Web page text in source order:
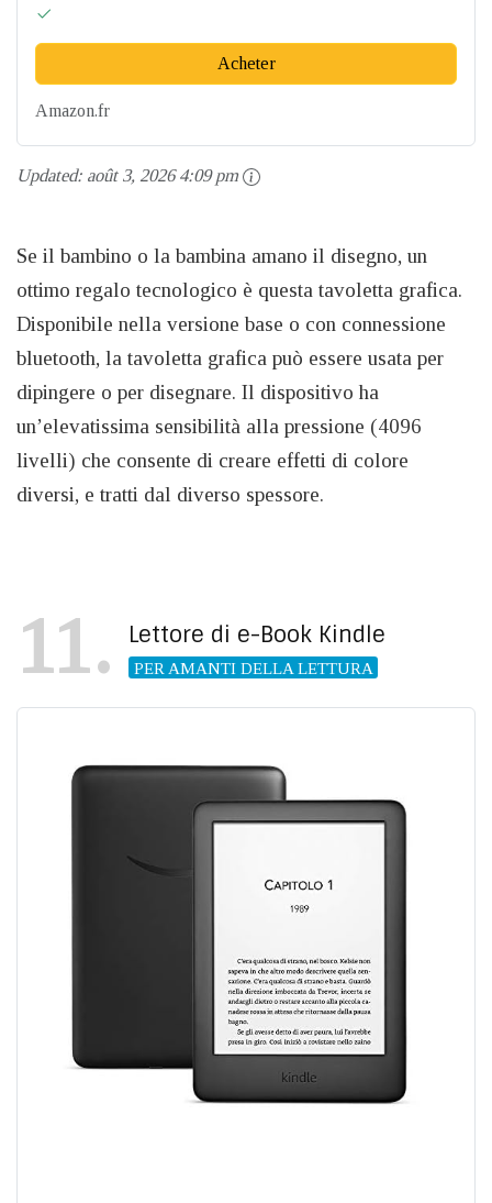
Acheter
Amazon.fr
Updated: août 3, 2026 4:09 pm
Se il bambino o la bambina amano il disegno, un
ottimo regalo tecnologico è questa tavoletta grafica.
Disponibile nella versione base o con connessione
bluetooth, la tavoletta grafica può essere usata per
dipingere o per disegnare. Il dispositivo ha
un’elevatissima sensibilità alla pressione (4096
livelli) che consente di creare effetti di colore
diversi, e tratti dal diverso spessore.
11 Lettore di e-Book Kindle
PER AMANTI DELLA LETTURA